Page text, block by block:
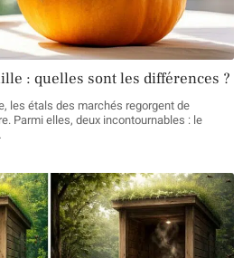
: quelles sont les différences ?
les étals des marchés regorgent de
Parmi elles, deux incontournables : le